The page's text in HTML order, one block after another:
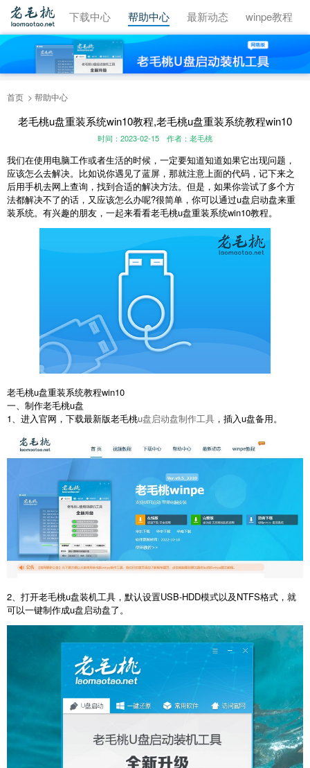
视频教程 下载中心 帮助中心 最新动态 winpe教程
首页 帮助中心
老毛桃u盘重装系统win10教程,老毛桃u盘重装系统教程win10
时间：2023-02-15 作者：老毛桃
我们在使用电脑工作或者生活的时候，一定要知道知道如果它出现问题，
应该怎么去解决。比如说你遇见了蓝屏，那就注意上面的代码，记下来之
后用手机去网上查询，找到合适的解决方法。但是，如果你尝试了多个方
法都解决不了的话，又应该怎么办呢?很简单，你可以通过u盘启动盘来重
装系统。有兴趣的朋友，一起来看看老毛桃u盘重装系统win10教程。
老毛桃u盘重装系统教程win10
一、制作老毛桃u盘
1、进入官网，下载最新版老毛桃u盘启动盘制作工具 ，插入u盘备用。
2、打开老毛桃u盘装机工具，默认设置USB-HDD模式以及NTFS格式，就
可以一键制作成u盘启动盘了。